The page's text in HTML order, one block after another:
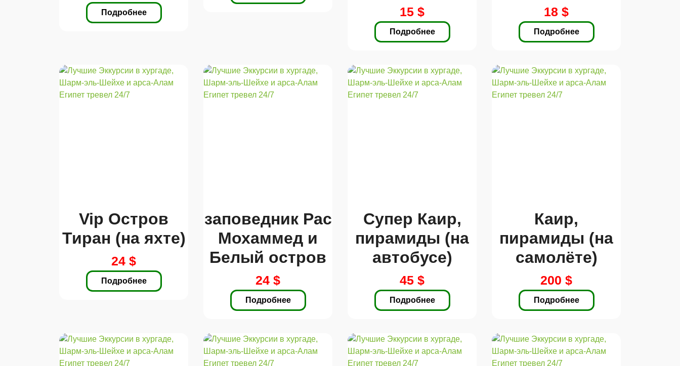
Подробнее 15 $
Подробнее
18 $
Подробнее
Vip Остров
Тиран (на яхте)
24 $
Подробнее
заповедник Рас
Мохаммед и
Белый остров
24 $
Подробнее
Супер Каир,
пирамиды (на
автобусе)
45 $
Подробнее
Каир,
пирамиды (на
самолёте)
200 $
Подробнее